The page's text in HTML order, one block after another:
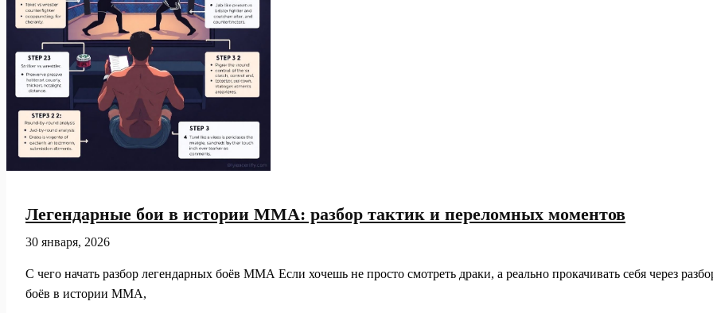
деле
Легендарные бои в истории ММА: разбор тактик и переломных моментов
30 января, 2026
С чего начать разбор легендарных боёв ММА Если хочешь не просто смотреть драки, а реально прокачивать себя через
боёв в истории ММА,